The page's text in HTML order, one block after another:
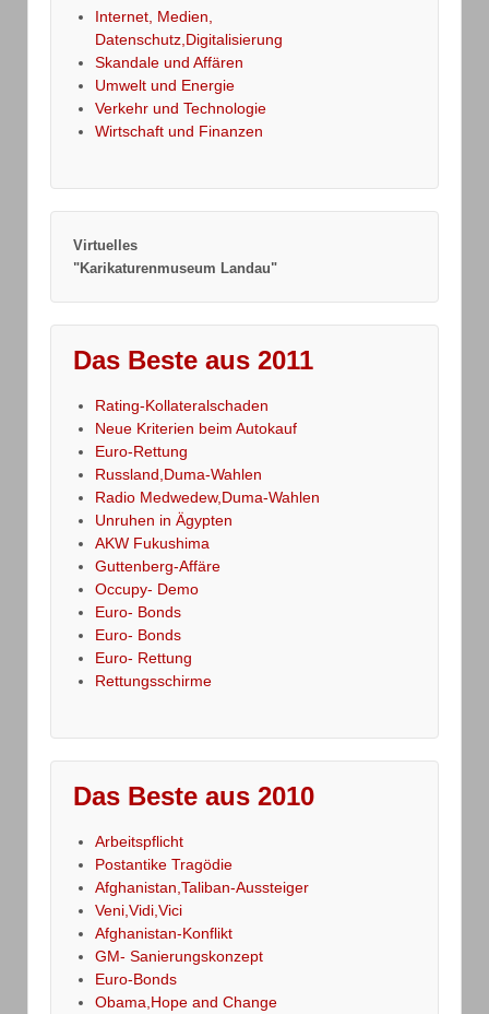
Internet, Medien,
Datenschutz,Digitalisierung
Skandale und Affären
Umwelt und Energie
Verkehr und Technologie
Wirtschaft und Finanzen
Virtuelles
"Karikaturenmuseum Landau"
Das Beste aus 2011
Rating-Kollateralschaden
Neue Kriterien beim Autokauf
Euro-Rettung
Russland,Duma-Wahlen
Radio Medwedew,Duma-Wahlen
Unruhen in Ägypten
AKW Fukushima
Guttenberg-Affäre
Occupy- Demo
Euro- Bonds
Euro- Bonds
Euro- Rettung
Rettungsschirme
Das Beste aus 2010
Arbeitspflicht
Postantike Tragödie
Afghanistan,Taliban-Aussteiger
Veni,Vidi,Vici
Afghanistan-Konflikt
GM- Sanierungskonzept
Euro-Bonds
Obama,Hope and Change